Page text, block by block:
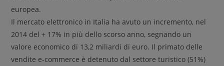
europea.
Il mercato elettronico in Italia ha avuto un incremento, nel
2014 del + 17% in più dello scorso anno, segnando un
valore economico di 13,2 miliardi di euro. Il primato delle
vendite e-commerce è detenuto dal settore turistico (51%)